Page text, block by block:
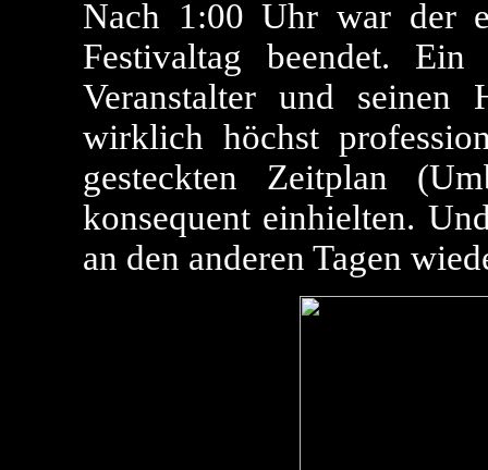
Nach 1:00 Uhr war der
Festivaltag beendet.
Veranstalter und seinen
wirklich höchst
gesteckten Zeitplan
konsequent einhielten.
an den anderen Tagen